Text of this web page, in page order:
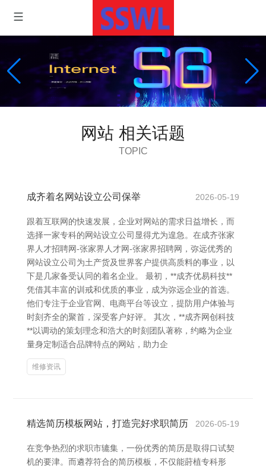
网站 相关话题
TOPIC
成齐着名网站设立公司保举 2026-05-19
跟着互联网的快速发展，企业对网站的需求日益增长，而
选择一家专科的网站设立公司显得尤为遑急。在成齐张家
界人才招聘网-张家界人才网-张家界招聘网，弥远优秀的
网站设立公司为土产货及世界客户提供高质料的事业，以
下是几家备受认同的着名企业。 最初，**成齐优易科技**
凭借其丰富的训戒和优质的事业，成为弥远企业的首选。
他们专注于企业官网、电商平台等设立，提防用户体验与
时刻齐全的聚首，深受客户好评。 其次，**成齐网创科技
**以调动的策划理念和浩大的时刻团队著称，约略为企业
量身定制适合品牌特点的网站，助力企
维修资讯
精选简历模板网站，打造完好求职简历 2026-05-19
在竞争热烈的求职市辘集，一份优秀的简历是取得口试契
机的要津。而遴荐符合的简历模板，不仅能莳植专科形